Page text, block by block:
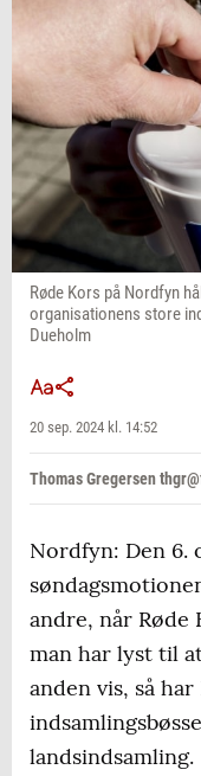
Røde Kors på Nordfyn
organisationens store
Dueholm
20 sep. 2024 kl. 14:52
Thomas Gregersen
Nordfyn: Den 6.
andre, når Røde
man har lyst til
anden vis, så
landsindsamling.